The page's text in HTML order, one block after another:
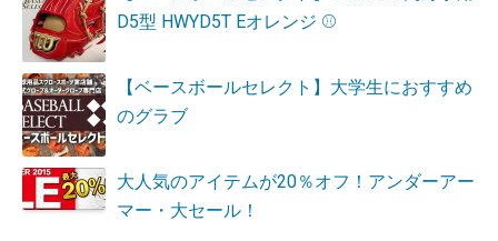
D5型 HWYD5T Eオレンジ ⚾
【ベースボールセレクト】大学生におすすめ
のグラブ
大人気のアイテムが20％オフ！アンダーアー
マー・大セール！